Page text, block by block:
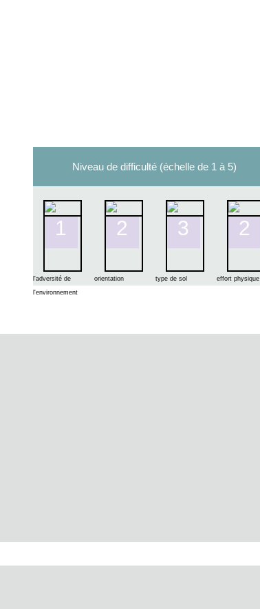
Niveau de difficulté (échelle de 1 à 5)
l'adversité de
l'environnement
1
orientation
2
type de sol
3
effort physique
2